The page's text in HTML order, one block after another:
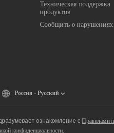
Техническая поддержка
продуктов
Сообщить о нарушениях
Россия - Русский
ознакомление с Правилами
конфиденциальности.